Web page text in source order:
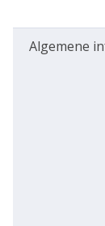
Algemene